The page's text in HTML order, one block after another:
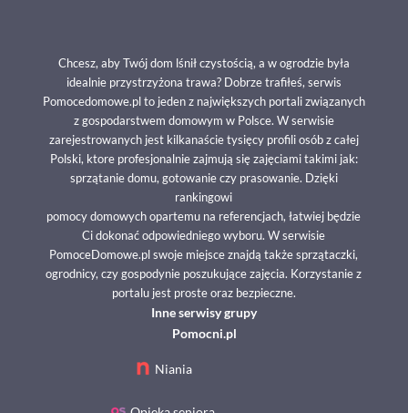
Chcesz, aby Twój dom lśnił czystością, a w ogrodzie była
idealnie przystrzyżona trawa? Dobrze trafiłeś, serwis
Pomocedomowe.pl to jeden z największych portali związanych
z gospodarstwem domowym w Polsce. W serwisie
zarejestrowanych jest kilkanaście tysięcy profili osób z całej
Polski, ktore profesjonalnie zajmują się zajęciami takimi jak:
sprzątanie domu, gotowanie czy prasowanie. Dzięki
rankingowi
pomocy domowych opartemu na referencjach, łatwiej będzie
Ci dokonać odpowiedniego wyboru. W serwisie
PomoceDomowe.pl swoje miejsce znajdą także sprzątaczki,
ogrodnicy, czy gospodynie poszukujące zajęcia. Korzystanie z
portalu jest proste oraz bezpieczne.
Niania
Inne serwisy grupy
Pomocni.pl